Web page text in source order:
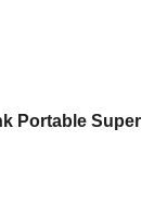
1,800.00৳ .
Portable Super